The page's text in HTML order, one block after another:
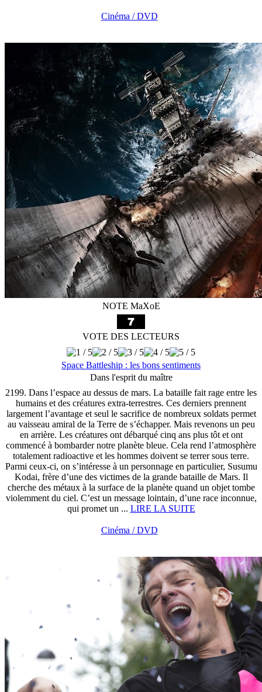
Cinéma / DVD
NOTE MaXoE
VOTE DES LECTEURS
Space Battleship : les bons sentiments
Dans l'esprit du maître
2199. Dans l’espace au dessus de mars. La bataille fait rage entre les
humains et des créatures extra-terrestres. Ces derniers prennent
largement l’avantage et seul le sacrifice de nombreux soldats permet
au vaisseau amiral de la Terre de s’échapper. Mais revenons un peu
en arrière. Les créatures ont débarqué cinq ans plus tôt et ont
commencé à bombarder notre planète bleue. Cela rend l’atmosphère
totalement radioactive et les hommes doivent se terrer sous terre.
Parmi ceux-ci, on s’intéresse à un personnage en particulier, Susumu
Kodai, frère d’une des victimes de la grande bataille de Mars. Il
cherche des métaux à la surface de la planète quand un objet tombe
violemment du ciel. C’est un message lointain, d’une race inconnue,
qui promet un ... LIRE LA SUITE
Cinéma / DVD